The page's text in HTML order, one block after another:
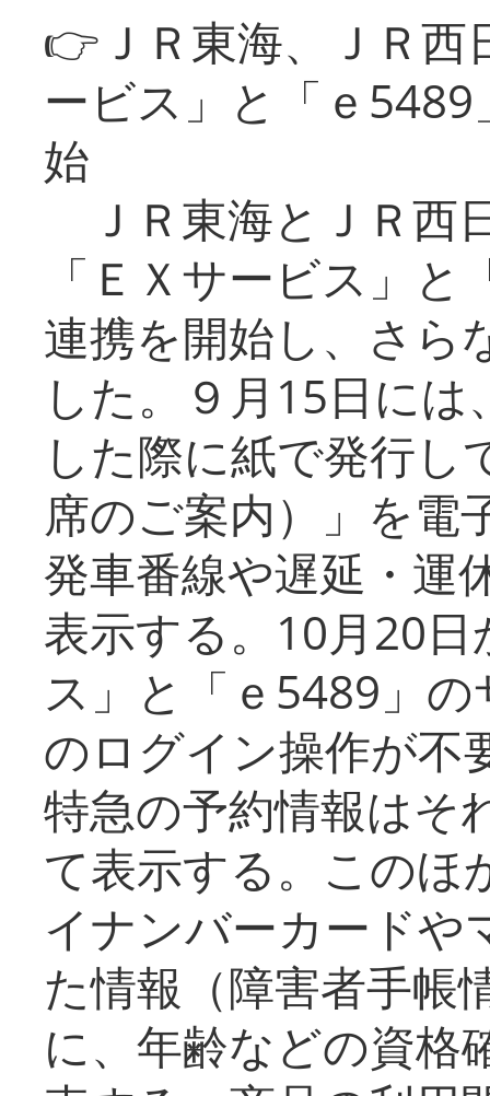
👉ＪＲ東海、ＪＲ
ービス」と「ｅ
始
ＪＲ東海とＪＲ西
「ＥＸサービス」
連携を開始し、さら
した。９月15日に
した際に紙で発行し
席のご案内）」を電
発車番線や遅延・運
表示する。10月20
ス」と「ｅ5489」
のログイン操作が不
特急の予約情報はそ
て表示する。このほ
イナンバーカードや
た情報（障害者手帳
に、年齢などの資格